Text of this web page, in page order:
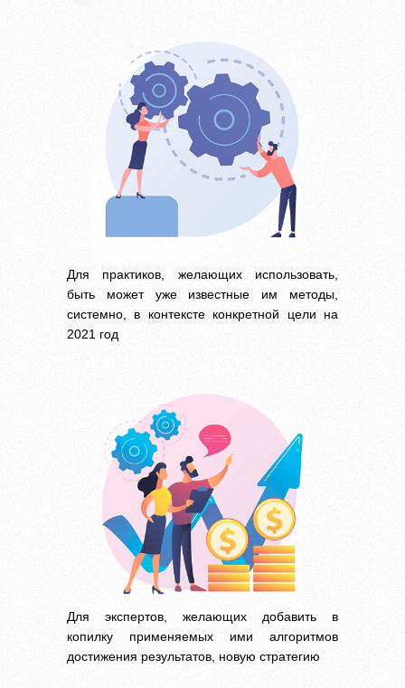
Для практиков, желающих использовать,
быть может уже известные им методы,
системно, в контексте конкретной цели на
2021 год
Для экспертов, желающих добавить в
копилку применяемых ими алгоритмов
достижения результатов, новую стратегию